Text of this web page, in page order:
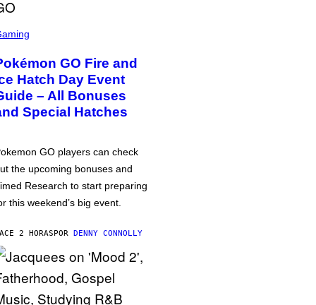
GO Fire and
Hatch Day Event
– All Bonuses
Special Hatches
GO players can check
the upcoming bonuses and
Research to start preparing
this weekend’s big event.
2 HORASPOR DENNY CONNOLLY